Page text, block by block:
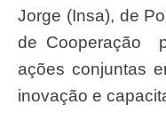
Jorge (Insa), de
de Cooperação
ações conjuntas
inovação e